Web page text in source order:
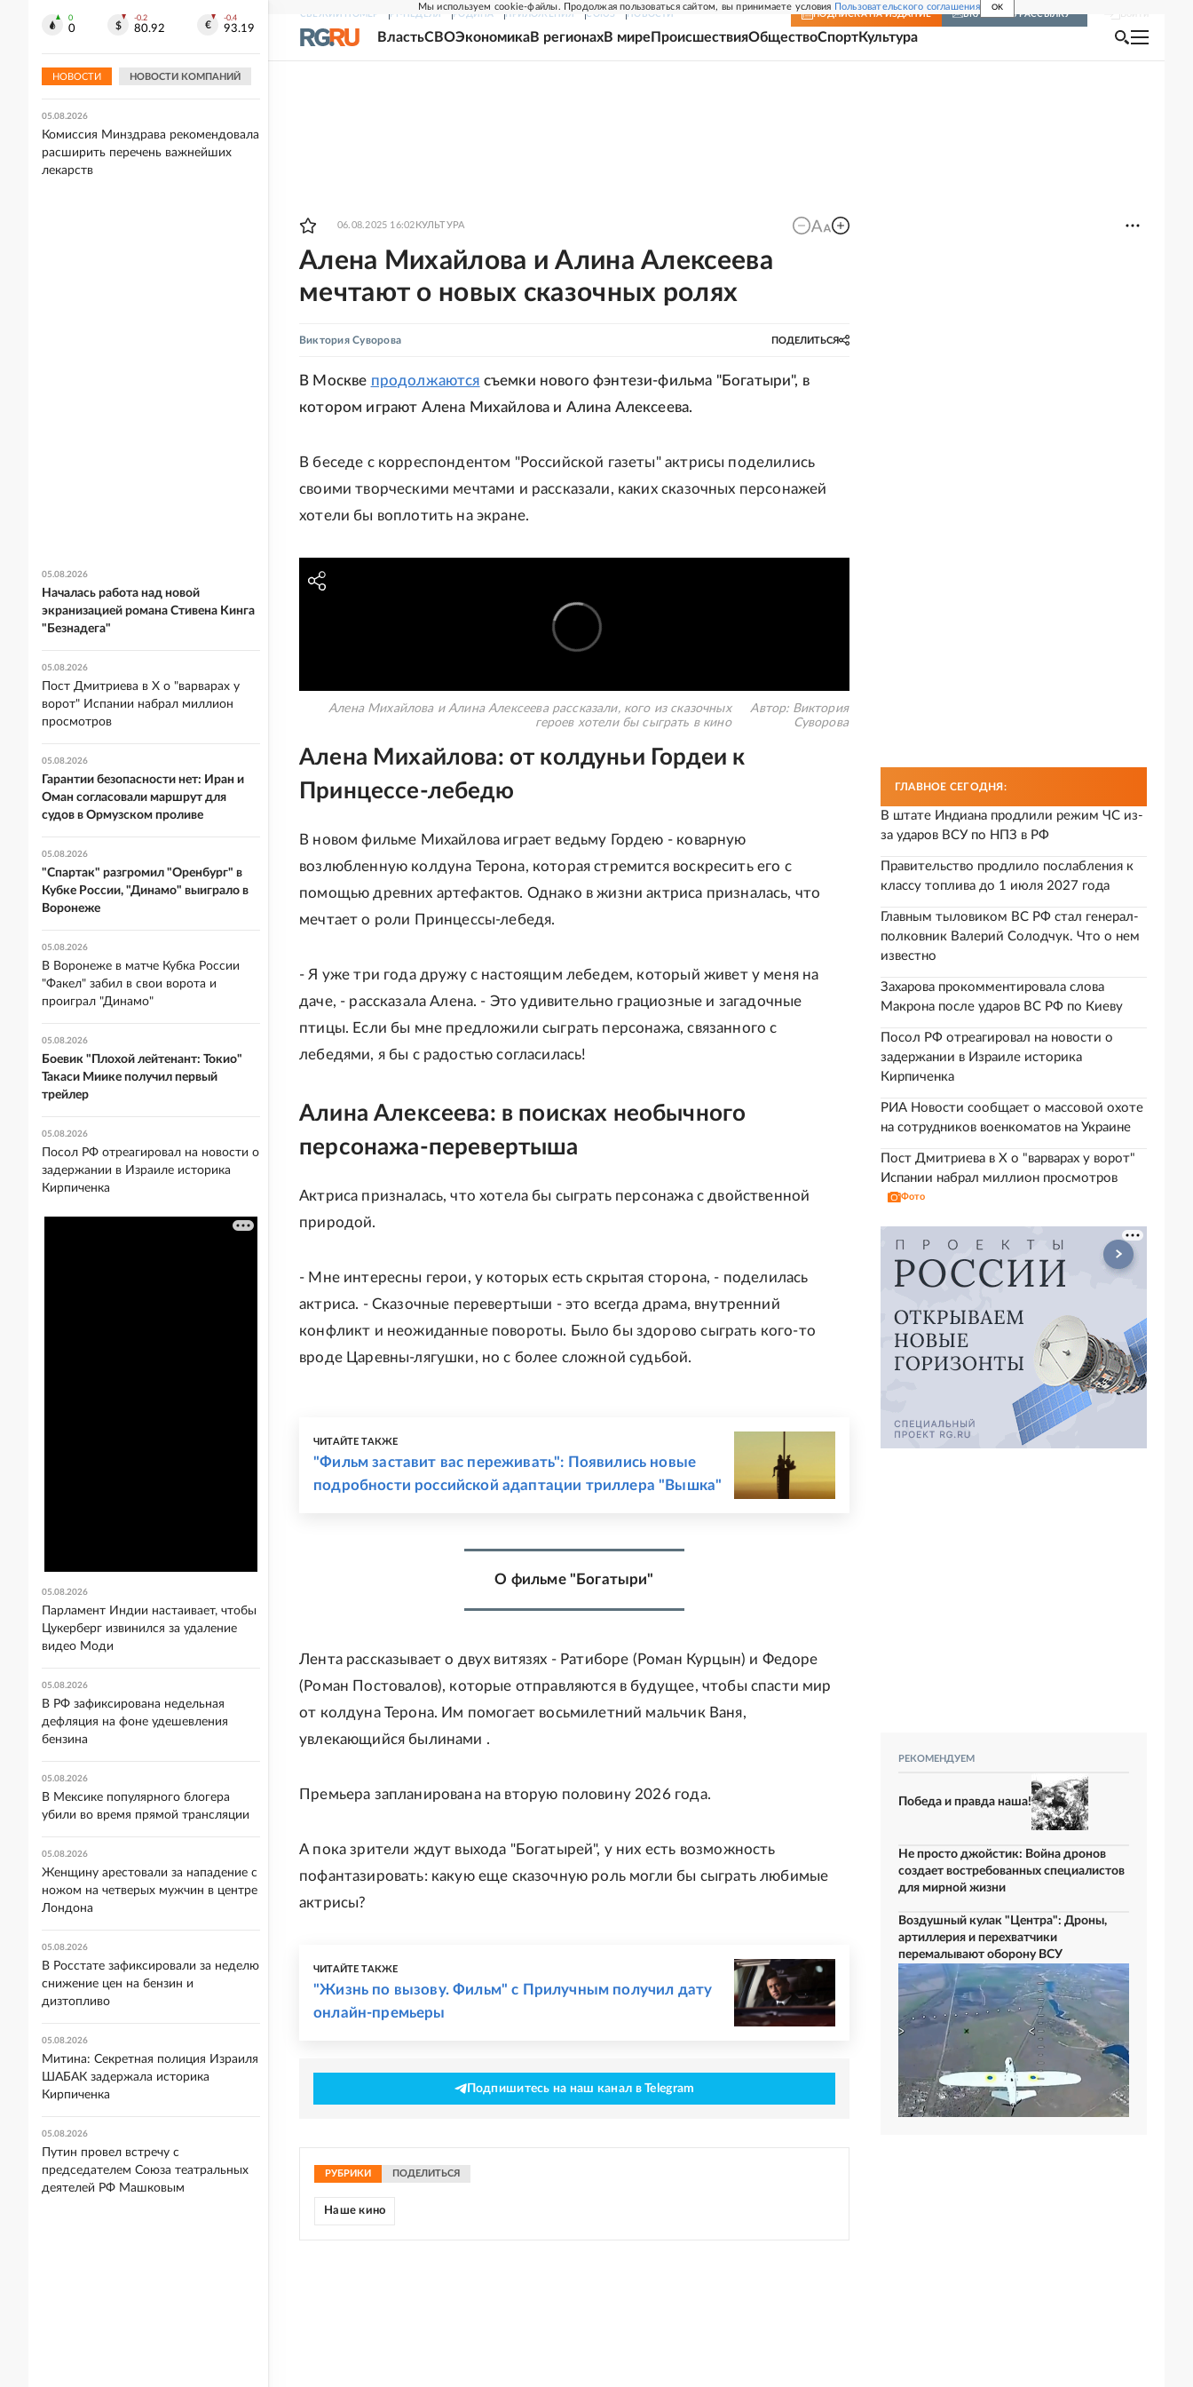
Мы используем cookie-файлы. Продолжая пользоваться сайтом, вы принимаете условия Пользовательского соглашения OK
СВЕЖИЙ НОМЕР РГ-НЕДЕЛЯ РОДИНА ПРИЛОЖЕНИЯ СОЮЗ НОВОСТИ ПОДПИСКА НА ИЗДАНИЕ ВКЛЮЧИТЬ РАССЫЛКУ
ВластьСВОЭкономикаВ регионахВ мире ПроисшествияОбществоСпортКультура
06.08.2025 16:02 КУЛЬТУРА
Алена Михайлова и Алина Алексеева
мечтают о новых сказочных ролях
Виктория Суворова ПОДЕЛИТЬСЯ
В Москве продолжаются съемки нового фэнтези-фильма "Богатыри", в
котором играют Алена Михайлова и Алина Алексеева.
В беседе с корреспондентом "Российской газеты" актрисы поделились
своими творческими мечтами и рассказали, каких сказочных персонажей
хотели бы воплотить на экране.
Алена Михайлова и Алина Алексеева рассказали, кого из сказочных
героев хотели бы сыграть в кино
Автор: Виктория
Суворова
Алена Михайлова: от колдуньи Гордеи к
Принцессе-лебедю
В новом фильме Михайлова играет ведьму Гордею - коварную
возлюбленную колдуна Терона, которая стремится воскресить его с
помощью древних артефактов. Однако в жизни актриса призналась, что
мечтает о роли Принцессы-лебедя.
- Я уже три года дружу с настоящим лебедем, который живет у меня на
даче, - рассказала Алена. - Это удивительно грациозные и загадочные
птицы. Если бы мне предложили сыграть персонажа, связанного с
лебедями, я бы с радостью согласилась!
Алина Алексеева: в поисках необычного
персонажа-перевертыша
Актриса призналась, что хотела бы сыграть персонажа с двойственной
природой.
- Мне интересны герои, у которых есть скрытая сторона, - поделилась
актриса. - Сказочные перевертыши - это всегда драма, внутренний
конфликт и неожиданные повороты. Было бы здорово сыграть кого-то
вроде Царевны-лягушки, но с более сложной судьбой.
ЧИТАЙТЕ ТАКЖЕ
"Фильм заставит вас переживать": Появились новые
подробности российской адаптации триллера "Вышка"
О фильме "Богатыри"
Лента рассказывает о двух витязях - Ратиборе (Роман Курцын) и Федоре
(Роман Постовалов), которые отправляются в будущее, чтобы спасти мир
от колдуна Терона. Им помогает восьмилетний мальчик Ваня,
увлекающийся былинами .
Премьера запланирована на вторую половину 2026 года.
А пока зрители ждут выхода "Богатырей", у них есть возможность
пофантазировать: какую еще сказочную роль могли бы сыграть любимые
актрисы?
ЧИТАЙТЕ ТАКЖЕ
"Жизнь по вызову. Фильм" с Прилучным получил дату
онлайн-премьеры
Подпишитесь на наш канал в Telegram
РУБРИКИ ПОДЕЛИТЬСЯ
Наше кино
ГЛАВНОЕ СЕГОДНЯ:
В штате Индиана продлили режим ЧС из-
за ударов ВСУ по НПЗ в РФ
Правительство продлило послабления к
классу топлива до 1 июля 2027 года
Главным тыловиком ВС РФ стал генерал-
полковник Валерий Солодчук. Что о нем
известно
Захарова прокомментировала слова
Макрона после ударов ВС РФ по Киеву
Посол РФ отреагировал на новости о
задержании в Израиле историка
Кирпиченка
РИА Новости сообщает о массовой охоте
на сотрудников военкоматов на Украине
Пост Дмитриева в X о "варварах у ворот"
Испании набрал миллион просмотров
Фото
РЕКОМЕНДУЕМ
Победа и правда наша!
Не просто джойстик: Война дронов
создает востребованных специалистов
для мирной жизни
Воздушный кулак "Центра": Дроны,
артиллерия и перехватчики
перемалывают оборону ВСУ
0
0
-0.2
80.92
-0.4
93.19
НОВОСТИ НОВОСТИ КОМПАНИЙ
05.08.2026
Киеву
05.08.2026
Комиссия Минздрава рекомендовала
расширить перечень важнейших
лекарств
05.08.2026
Началась работа над новой
экранизацией романа Стивена Кинга
"Безнадега"
05.08.2026
Пост Дмитриева в X о "варварах у
ворот" Испании набрал миллион
просмотров
05.08.2026
Гарантии безопасности нет: Иран и
Оман согласовали маршрут для
судов в Ормузском проливе
05.08.2026
"Спартак" разгромил "Оренбург" в
Кубке России, "Динамо" выиграло в
Воронеже
05.08.2026
В Воронеже в матче Кубка России
"Факел" забил в свои ворота и
проиграл "Динамо"
05.08.2026
Боевик "Плохой лейтенант: Токио"
Такаси Миике получил первый
трейлер
05.08.2026
Посол РФ отреагировал на новости о
задержании в Израиле историка
Кирпиченка
05.08.2026
Парламент Индии настаивает, чтобы
Цукерберг извинился за удаление
видео Моди
05.08.2026
В РФ зафиксирована недельная
дефляция на фоне удешевления
бензина
05.08.2026
В Мексике популярного блогера
убили во время прямой трансляции
05.08.2026
Женщину арестовали за нападение с
ножом на четверых мужчин в центре
Лондона
05.08.2026
В Росстате зафиксировали за неделю
снижение цен на бензин и
дизтопливо
05.08.2026
Митина: Секретная полиция Израиля
ШАБАК задержала историка
Кирпиченка
05.08.2026
Путин провел встречу с
председателем Союза театральных
деятелей РФ Машковым